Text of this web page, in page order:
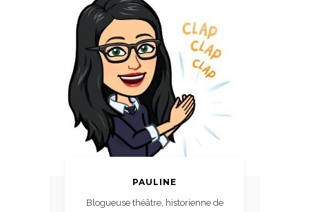
PAULINE
Blogueuse théâtre, historienne de